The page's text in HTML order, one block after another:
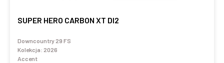
SUPER HERO CARBON XT DI2
Downcountry 29 FS
Kolekcja: 2026
Accent